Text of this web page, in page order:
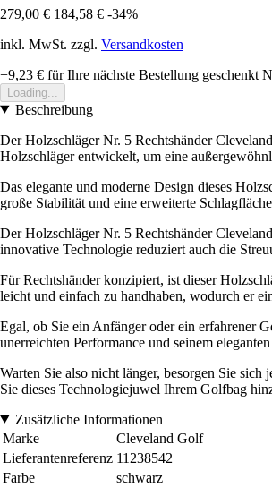
279,00 € 184,58 € -34%
inkl. MwSt. zzgl. Versandkosten
+9,23 € für Ihre nächste Bestellung geschenkt
Loading...
Beschreibung
Der Holzschläger Nr. 5 Rechtshänder
Holzschläger entwickelt, um eine
Das elegante und moderne Design dieses
große Stabilität und eine erweiterte
Der Holzschläger Nr. 5 Rechtshänder
innovative Technologie reduziert auch die
Für Rechtshänder konzipiert, ist dieser
leicht und einfach zu handhaben, wodurch er
Egal, ob Sie ein Anfänger oder ein erfahrener
unerreichten Performance und seinem
Warten Sie also nicht länger, besorgen Sie
Sie dieses Technologiejuwel Ihrem Golfbag
Zusätzliche Informationen
Marke
Cleveland Golf
Lieferantenreferenz 11238542
Farbe
schwarz